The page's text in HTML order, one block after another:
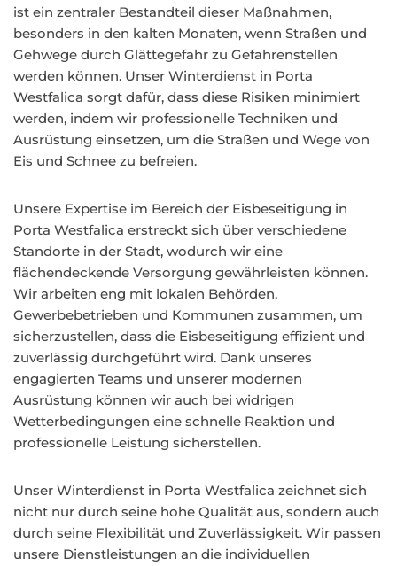
ist ein zentraler Bestandteil dieser Maßnahmen,
besonders in den kalten Monaten, wenn Straßen und
Gehwege durch Glättegefahr zu Gefahrenstellen
werden können. Unser Winterdienst in Porta
Westfalica sorgt dafür, dass diese Risiken minimiert
werden, indem wir professionelle Techniken und
Ausrüstung einsetzen, um die Straßen und Wege von
Eis und Schnee zu befreien.
Unsere Expertise im Bereich der Eisbeseitigung in
Porta Westfalica erstreckt sich über verschiedene
Standorte in der Stadt, wodurch wir eine
flächendeckende Versorgung gewährleisten können.
Wir arbeiten eng mit lokalen Behörden,
Gewerbebetrieben und Kommunen zusammen, um
sicherzustellen, dass die Eisbeseitigung effizient und
zuverlässig durchgeführt wird. Dank unseres
engagierten Teams und unserer modernen
Ausrüstung können wir auch bei widrigen
Wetterbedingungen eine schnelle Reaktion und
professionelle Leistung sicherstellen.
Unser Winterdienst in Porta Westfalica zeichnet sich
nicht nur durch seine hohe Qualität aus, sondern auch
durch seine Flexibilität und Zuverlässigkeit. Wir passen
unsere Dienstleistungen an die individuellen